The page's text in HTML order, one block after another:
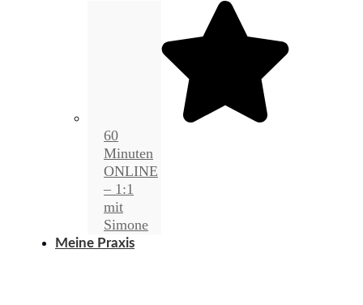
60
Minuten
ONLINE
– 1:1
mit
Simone
Meine Praxis